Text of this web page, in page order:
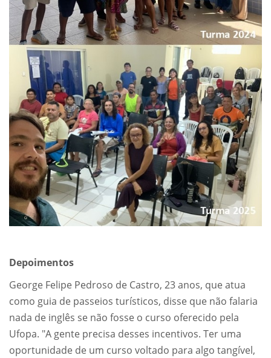
Depoimentos
George Felipe Pedroso de Castro, 23 anos, que atua
como guia de passeios turísticos, disse que não falaria
nada de inglês se não fosse o curso oferecido pela
Ufopa. "A gente precisa desses incentivos. Ter uma
oportunidade de um curso voltado para algo tangível,